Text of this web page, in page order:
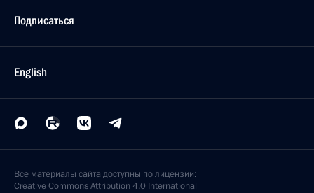
Подписаться
English
Все материалы сайта доступны по лицензии:
Creative Commons Attribution 4.0 International